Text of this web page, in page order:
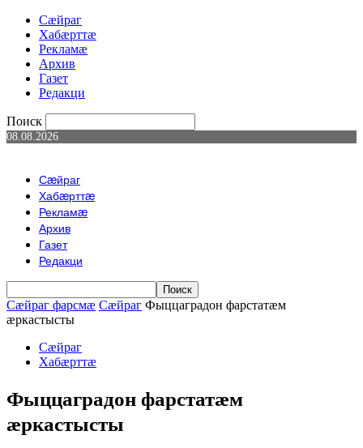
Сæйраг
Хабæрттæ
Рекламæ
Архив
Газет
Редакци
Поиск
08.08.2026
Сæйраг
Хабæрттæ
Рекламæ
Архив
Газет
Редакци
Сæйраг фарсмæ Сæйраг Фыццаградон фарстатæм
æркастысты
Сæйраг
Хабæрттæ
Фыццаградон фарстатæм
æркастысты